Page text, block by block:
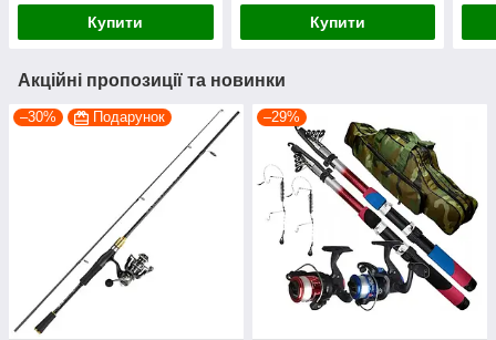
Купити Купити
Акційні пропозиції та новинки
–30% Подарунок –29%